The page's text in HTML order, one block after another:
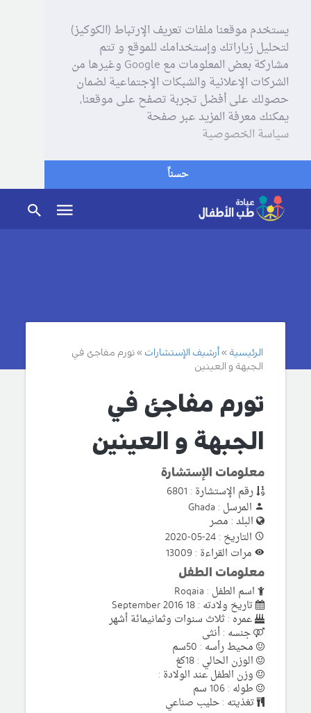
يستخدم موقعنا ملفات تعريف الإرتباط (الكوكيز)
لتحليل زياراتك وإستخدامك للموقع و تتم
مشاركة بعض المعلومات مع Google وغيرها من
الشركات الإعلانية والشبكات الإجتماعية لضمان
حصولك على أفضل تجربة تصفح على موقعنا,
يمكنك معرفة المزيد عبر صفحة
سياسة الخصوصية
حسناً
الرئيسية أرشيف الإستشارات
تورم مفاجئ في
الجبهة و العينين
تورم مفاجئ في
الجبهة و العينين
معلومات الإستشارة
رقم الإستشارة : 6801
المرسل : Ghada
البلد : مصر
التاريخ : 24-05-2020
مرات القراءة : 13009
معلومات الطفل
اسم الطفل : Roqaia
تاريخ ولادته : 18 September 2016
عمره : ثلاث سنوات وثمانيمائة أشهر
جنسه : أنثى
محيط رأسه : 50سم
الوزن الحالي : 18كغ
وزن الطفل عند الولادة :
طوله : 106 سم
تغذيته : حليب صناعي